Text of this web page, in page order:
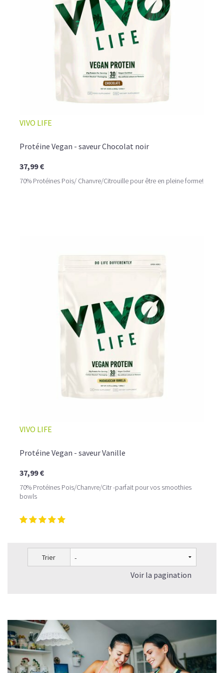
☕ LATTE MACCHIATO GLACÉ
Un café riche avec un soupçon de caramel pour un
moment de pure détente… ou de concentration avant le
Une énergie immédiate et stable, sans pic de glycémie,
qui vous accompagne toute la matinée et un allié parfait
Pour ceux qui veulent retrouver le plaisir d’un vrai café
glacé, sans se sentir lourd ni affamé.
🍯 CAFÉ FRAPPÉ AU CARAMEL PROTÉINÉ
LE PLAISIR D’UN DESSERT GLACÉ, SANS LE SUCRE EN
TROP
VIVO LIFE
Protéine Vegan - saveur Chocolat noir
37,99 €
70% Protéines Pois/ Chanvre/Citrouille pour être en pleine forme!
VIVO LIFE
Protéine Vegan - saveur Vanille
37,99 €
70% Protéines Pois/Chanvre/Citr -parfait pour vos smoothies
bowls
Trier
Voir la pagination